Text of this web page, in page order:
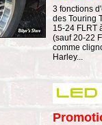
3 fonctions
des Touring
15-24 FLRT
(sauf 20-22
comme
Harley...